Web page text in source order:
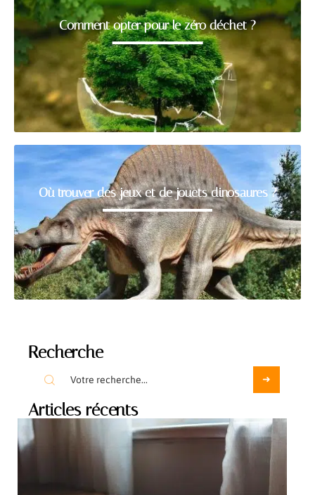
Comment opter pour le zéro déchet ?
Où trouver des jeux et de jouets dinosaures ?
Recherche
Articles récents